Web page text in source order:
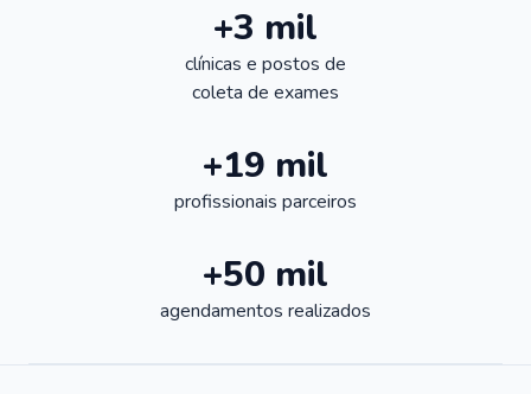
+3 mil
clínicas e postos de
coleta de exames
+19 mil
profissionais parceiros
+50 mil
agendamentos realizados